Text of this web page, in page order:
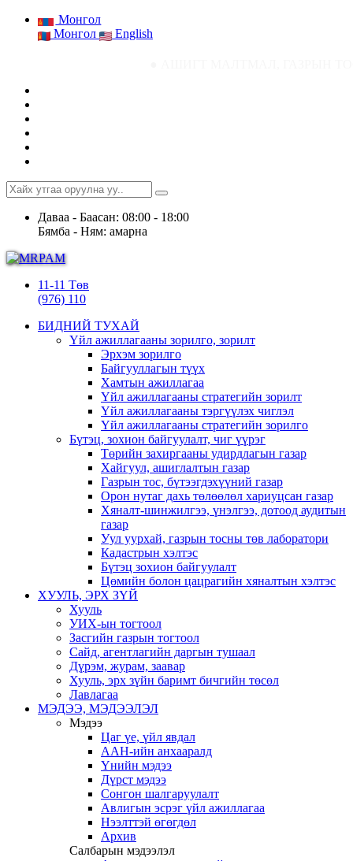
Монгол
Монгол
English
Даваа - Баасан: 08:00 - 18:00
Бямба - Ням: амарна
11-11 Төв
(976) 110
БИДНИЙ ТУХАЙ
Үйл ажиллагааны зорилго, зорилт
Эрхэм зорилго
Байгууллагын түүх
Хамтын ажиллагаа
Үйл ажиллагааны стратегийн зорилт
Үйл ажиллагааны тэргүүлэх чиглэл
Үйл ажиллагааны стратегийн зорилго
Бүтэц, зохион байгуулалт, чиг үүрэг
Төрийн захиргааны удирдлагын газар
Хайгуул, ашиглалтын газар
Газрын тос, бүтээгдэхүүний газар
Орон нутаг дахь төлөөлөл хариуцсан газар
Хяналт-шинжилгээ, үнэлгээ, дотоод аудитын
газар
Уул уурхай, газрын тосны төв лаборатори
Кадастрын хэлтэс
Бүтэц зохион байгуулалт
Цөмийн болон цацрагийн хяналтын хэлтэс
ХУУЛЬ, ЭРХ ЗҮЙ
Хууль
УИХ-ын тогтоол
Засгийн газрын тогтоол
Сайд, агентлагийн даргын тушаал
Дүрэм, журам, заавар
Хууль, эрх зүйн баримт бичгийн төсөл
Лавлагаа
МЭДЭЭ, МЭДЭЭЛЭЛ
Мэдээ
Цаг үе, үйл явдал
ААН-ийн анхааралд
Үнийн мэдээ
Дүрст мэдээ
Сонгон шалгаруулалт
Авлигын эсрэг үйл ажиллагаа
Нээлттэй өгөгдөл
Архив
Салбарын мэдээлэл